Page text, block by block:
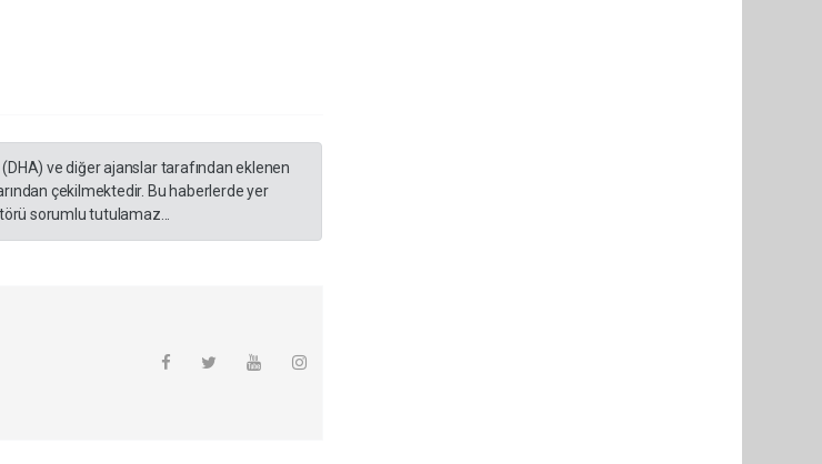
ve diğer ajanslar tarafından eklenen
çekilmektedir. Bu haberlerde yer
sorumlu tutulamaz...